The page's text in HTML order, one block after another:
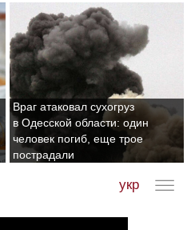
Враг атаковал сухогруз
в Одесской области: один
человек погиб, еще трое
пострадали
укр